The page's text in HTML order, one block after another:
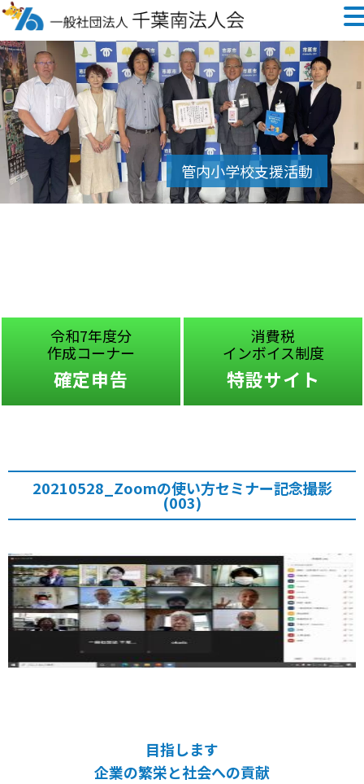
令和7年度分
作成コーナー
確定申告
消費税
インボイス制度
特設サイト
20210528_Zoomの使い方セミナー記念撮影
(003)
目指します
企業の繁栄と社会への貢献